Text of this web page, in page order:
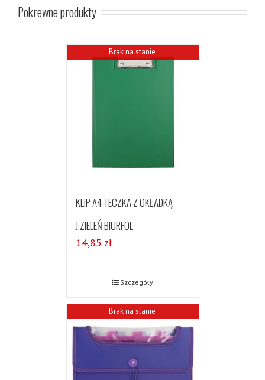
Pokrewne produkty
Brak na stanie
KLIP A4 TECZKA Z OKŁADKĄ
J.ZIELEŃ BIURFOL
14,85 zł
Szczegóły
Brak na stanie